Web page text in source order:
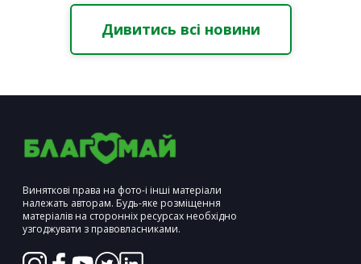
Дивитись всі новини
Виняткові права на фото-і інші матеріали
належать авторам. Будь-яке розміщення
матеріалів на сторонніх ресурсах необхідно
узгоджувати з правовласниками.